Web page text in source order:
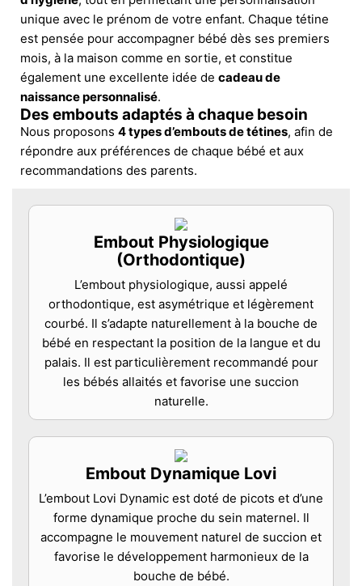
unique avec le prénom de votre enfant. Chaque tétine
est pensée pour accompagner bébé dès ses premiers
mois, à la maison comme en sortie, et constitue
également une excellente idée de cadeau de
naissance personnalisé.
Des embouts adaptés à chaque besoin
Nous proposons 4 types d’embouts de tétines, afin de
répondre aux préférences de chaque bébé et aux
recommandations des parents.
Embout Physiologique
(Orthodontique)
L’embout physiologique, aussi appelé
orthodontique, est asymétrique et légèrement
courbé. Il s’adapte naturellement à la bouche de
bébé en respectant la position de la langue et du
palais. Il est particulièrement recommandé pour
les bébés allaités et favorise une succion
naturelle.
Embout Dynamique Lovi
L’embout Lovi Dynamic est doté de picots et d’une
forme dynamique proche du sein maternel. Il
accompagne le mouvement naturel de succion et
favorise le développement harmonieux de la
bouche de bébé.